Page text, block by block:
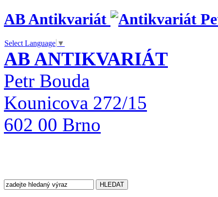
AB Antikvariát
Select Language ▼
AB ANTIKVARIÁT
Petr Bouda
Kounicova 272/15
602 00 Brno